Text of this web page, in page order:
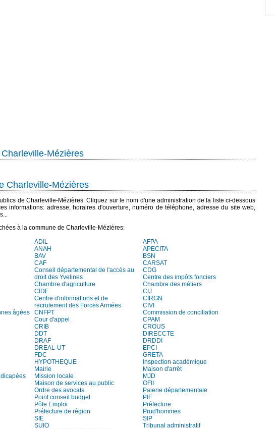
Mézières
Charleville-Mézières
de Charleville-Mézières. Cliquez sur le nom d'une administration de la liste ci-dessous
informations: adresse, horaires d'ouverture, numéro de téléphone, adresse du site web,
à la commune de Charleville-Mézières:
ADIL
AFPA
ANAH
APECITA
BAV
BSN
CAF
CARSAT
Conseil départemental de l'accès au
droit des Yvelines
CDG
Centre des impôts fonciers
Chambre d'agriculture
Chambre des métiers
CIDF
CIJ
Centre d'informations et de
recrutement des Forces Armées
CIRGN
CIVI
âgées
CNFPT
Commission de conciliation
Cour d'appel
CPAM
CRIB
CROUS
DDT
DIRECCTE
DRAF
DRDDI
DREAL-UT
EPCI
FDC
GRETA
HYPOTHEQUE
Inspection académique
Mairie
Maison d'arrêt
Mission locale
MJD
Maison de services au public
OFII
Ordre des avocats
Paierie départementale
Point conseil budget
PIF
Pôle Emploi
Préfecture
Préfecture de région
Prud'hommes
SIE
SIP
SUIO
Tribunal administratif